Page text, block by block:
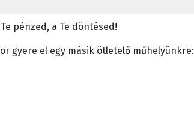
pénzed, a Te döntésed!
gyere el egy másik ötletelő műhelyünkre: